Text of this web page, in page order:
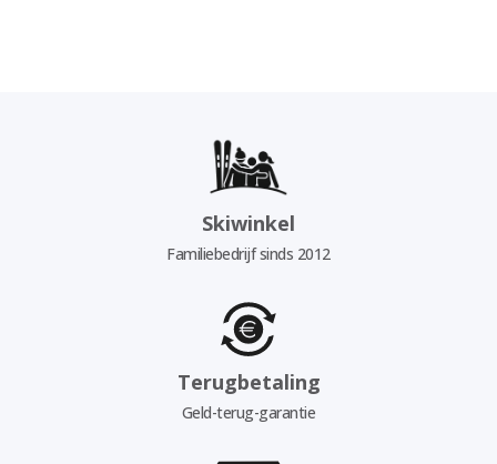
Skiwinkel
Familiebedrijf sinds 2012
Terugbetaling
Geld-terug-garantie